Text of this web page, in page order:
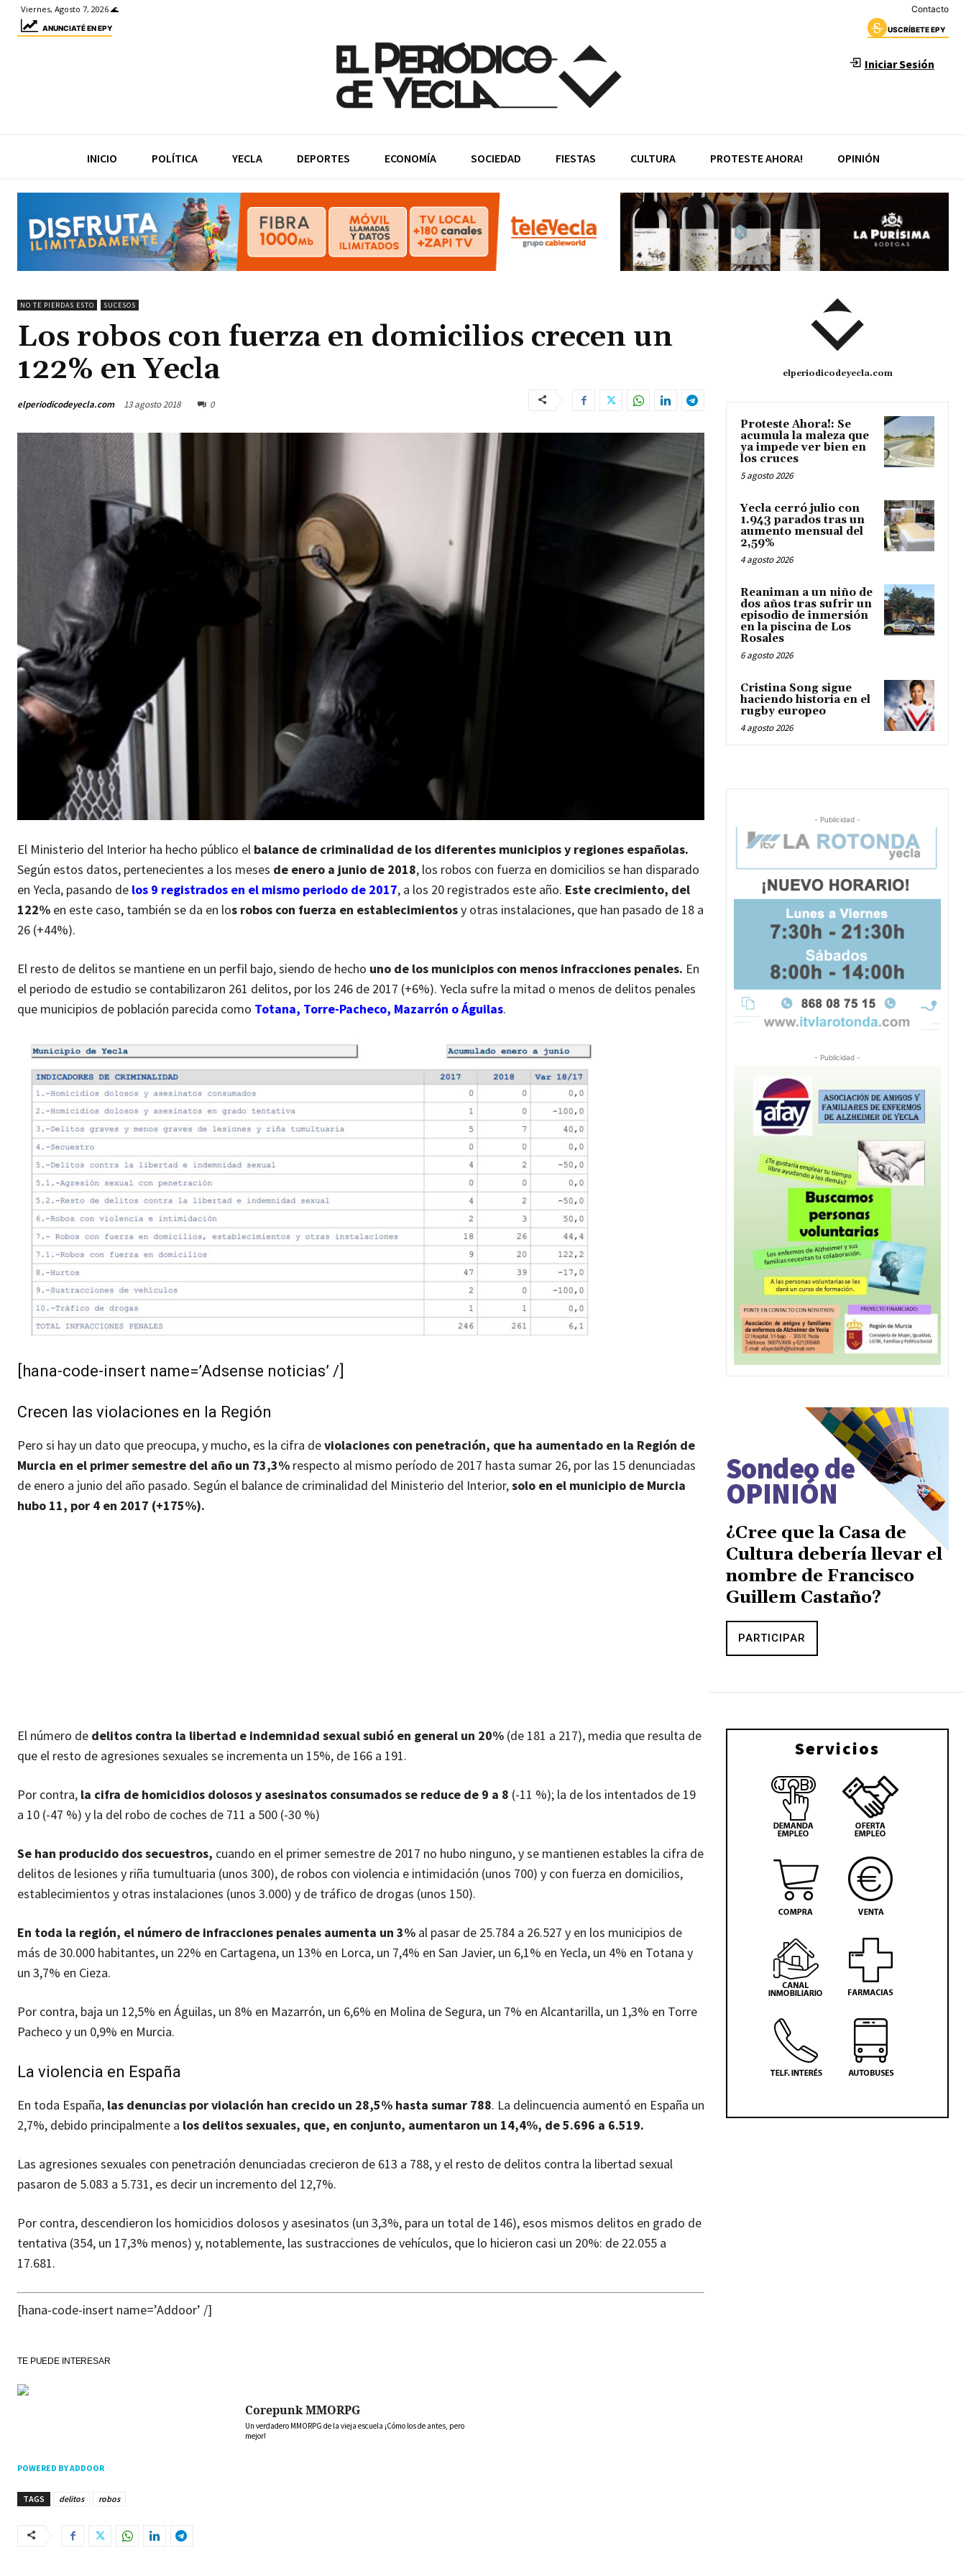
Viernes, Agosto 7, 2026 🌊 Contacto
ANUNCIATÉ EN EPY USCRÍBETE EPY
Iniciar Sesión
INICIO POLÍTICA YECLA DEPORTES ECONOMÍA SOCIEDAD FIESTAS CULTURA PROTESTE AHORA! OPINIÓN
NO TE PIERDAS ESTO SUCESOS
Los robos con fuerza en domicilios crecen un
122% en Yecla
elperiodicodeyecla.com 13 agosto 2018 0
El Ministerio del Interior ha hecho público el balance de criminalidad de los diferentes municipios y regiones españolas.
Según estos datos, pertenecientes a los meses de enero a junio de 2018, los robos con fuerza en domicilios se han disparado
en Yecla, pasando de los 9 registrados en el mismo periodo de 2017, a los 20 registrados este año. Este crecimiento, del
122% en este caso, también se da en los robos con fuerza en establecimientosy otras instalaciones, que han pasado de 18 a
26 (+44%).
El resto de delitos se mantiene en un perfil bajo, siendo de hecho uno de los municipios con menos infracciones penales. En
el periodo de estudio se contabilizaron 261 delitos, por los 246 de 2017 (+6%). Yecla sufre la mitad o menos de delitos penales
que municipios de población parecida como Totana, Torre-Pacheco, Mazarrón o Águilas.
[hana-code-insert name=’Adsense noticias’ /]
Crecen las violaciones en la Región
Pero si hay un dato que preocupa, y mucho, es la cifra deviolaciones con penetración, que ha aumentado en la Región de
Murcia en el primer semestre del año un 73,3% respecto al mismo período de 2017 hasta sumar 26, por las 15 denunciadas
de enero a junio del año pasado. Según el balance de criminalidad del Ministerio del Interior,solo en el municipio de Murcia
hubo 11, por 4 en 2017 (+175%).
El número de delitos contra la libertad e indemnidad sexual subió en general un 20% (de 181 a 217), media que resulta de
que el resto de agresiones sexuales se incrementa un 15%, de 166 a 191.
Por contra, la cifra de homicidios dolosos y asesinatos consumados se reduce de 9 a 8 (-11 %); la de los intentados de 19
a 10 (-47 %) y la del robo de coches de 711 a 500 (-30 %)
Se han producido dos secuestros, cuando en el primer semestre de 2017 no hubo ninguno, y se mantienen estables la cifra de
delitos de lesiones y riña tumultuaria (unos 300), de robos con violencia e intimidación (unos 700) y con fuerza en domicilios,
establecimientos y otras instalaciones (unos 3.000) y de tráfico de drogas (unos 150).
En toda la región, el número de infracciones penales aumenta un 3% al pasar de 25.784 a 26.527 y en los municipios de
más de 30.000 habitantes, un 22% en Cartagena, un 13% en Lorca, un 7,4% en San Javier, un 6,1% en Yecla, un 4% en Totana y
un 3,7% en Cieza.
Por contra, baja un 12,5% en Águilas, un 8% en Mazarrón, un 6,6% en Molina de Segura, un 7% en Alcantarilla, un 1,3% en Torre
Pacheco y un 0,9% en Murcia.
La violencia en España
En toda España, las denuncias por violación han crecido un 28,5% hasta sumar 788. La delincuencia aumentó en España un
2,7%, debido principalmente a los delitos sexuales, que, en conjunto, aumentaron un 14,4%, de 5.696 a 6.519.
Las agresiones sexuales con penetración denunciadas crecieron de 613 a 788, y el resto de delitos contra la libertad sexual
pasaron de 5.083 a 5.731, es decir un incremento del 12,7%.
Por contra, descendieron los homicidios dolosos y asesinatos (un 3,3%, para un total de 146), esos mismos delitos en grado de
tentativa (354, un 17,3% menos) y, notablemente, las sustracciones de vehículos, que lo hicieron casi un 20%: de 22.055 a
17.681.
[hana-code-insert name=’Addoor’ /]
TE PUEDE INTERESAR
Corepunk MMORPG
Un verdadero MMORPG de la vieja escuela ¡Cómo los de antes, pero
mejor!
POWERED BY ADDOOR
TAGS delitos robos
elperiodicodeyecla.com
Proteste Ahora!: Se
acumula la maleza que
ya impede ver bien en
los cruces
5 agosto 2026
Yecla cerró julio con
1.943 parados tras un
aumento mensual del
2,59%
4 agosto 2026
Reaniman a un niño de
dos años tras sufrir un
episodio de inmersión
en la piscina de Los
Rosales
6 agosto 2026
Cristina Song sigue
haciendo historia en el
rugby europeo
4 agosto 2026
- Publicidad -
- Publicidad -
Sondeo de
OPINIÓN
¿Cree que la Casa de
Cultura debería llevar el
nombre de Francisco
Guillem Castaño?
PARTICIPAR
Servicios